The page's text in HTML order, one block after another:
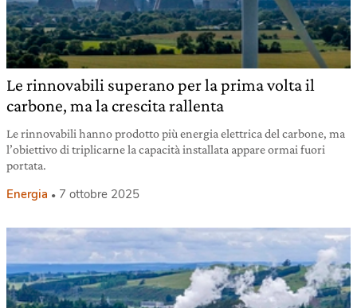
Le rinnovabili superano per la prima volta il
carbone, ma la crescita rallenta
Le rinnovabili hanno prodotto più energia elettrica del carbone, ma
l’obiettivo di triplicarne la capacità installata appare ormai fuori
portata.
Energia 7 ottobre 2025